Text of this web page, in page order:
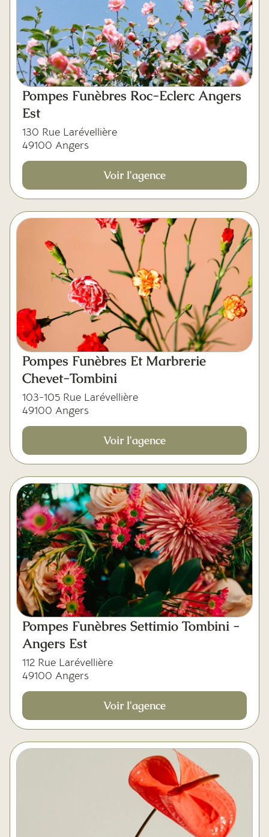
Pompes Funèbres Roc-Eclerc Angers
Est
130 Rue Larévellière
49100 Angers
Voir l'agence
Pompes Funèbres Et Marbrerie
Chevet-Tombini
103-105 Rue Larévellière
49100 Angers
Voir l'agence
Pompes Funèbres Settimio Tombini -
Angers Est
112 Rue Larévellière
49100 Angers
Voir l'agence